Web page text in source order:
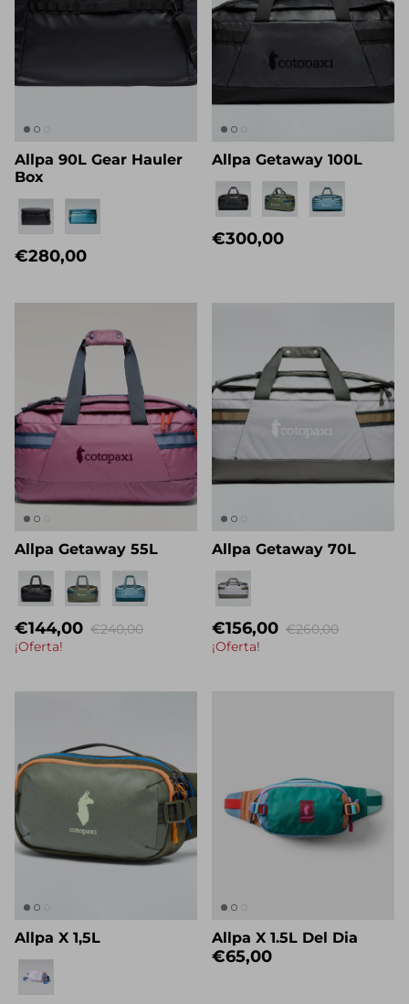
Allpa 90L Gear Hauler
Box
Eigenname
€280,00
Allpa Getaway 100L
Eigenname
€300,00
Allpa Getaway 55L
Eigenname
€144,00 €240,00
¡Oferta!
Allpa Getaway 70L
Eigenname
€156,00 €260,00
¡Oferta!
Allpa X 1,5L
Eigenname
Allpa X 1.5L Del Dia
€65,00